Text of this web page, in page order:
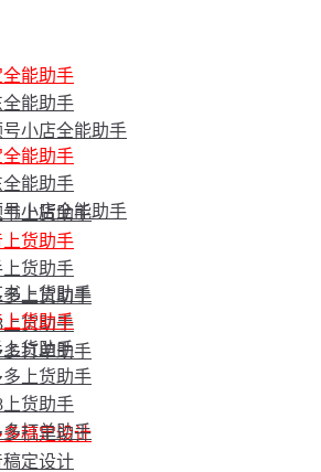
能助手
能助手
号小店全能助手
上货助手
货助手
货助手
上货助手
上货助手
打单助手
稿定设计
定设计
能助手
全能助手
号小店全能助手
上货助手
货助手
货助手
上货助手
上货助手
打单助手